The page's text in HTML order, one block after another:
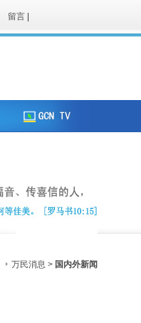
留言
万民消息 > 国内外新闻